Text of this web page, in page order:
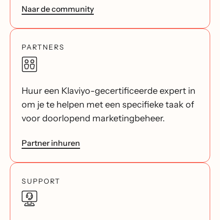
Naar de community
PARTNERS
Huur een Klaviyo-gecertificeerde expert in
om je te helpen met een specifieke taak of
voor doorlopend marketingbeheer.
Partner inhuren
SUPPORT